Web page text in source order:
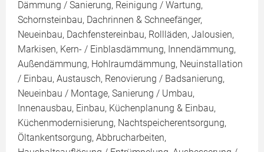
Dämmung / Sanierung, Reinigung / Wartung,
Schornsteinbau, Dachrinnen & Schneefänger,
Neueinbau, Dachfenstereinbau, Rollläden, Jalousien,
Markisen, Kern- / Einblasdämmung, Innendämmung,
Außendämmung, Hohlraumdämmung, Neuinstallation
/ Einbau, Austausch, Renovierung / Badsanierung,
Neueinbau / Montage, Sanierung / Umbau,
Innenausbau, Einbau, Küchenplanung & Einbau,
Küchenmodernisierung, Nachtspeicherentsorgung,
Öltankentsorgung, Abbrucharbeiten,